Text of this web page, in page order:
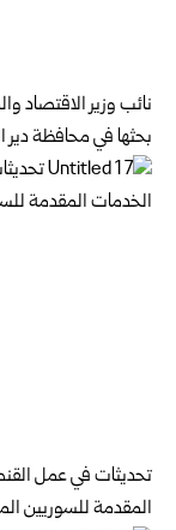
نائب وزير الاقتصاد
بحثها في محافظة دير
تحديثات في عمل
المقدمة للسوريين